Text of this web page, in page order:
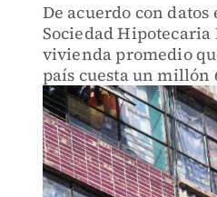
De acuerdo con
Sociedad Hipotecaria
vivienda promedio
país cuesta un millón